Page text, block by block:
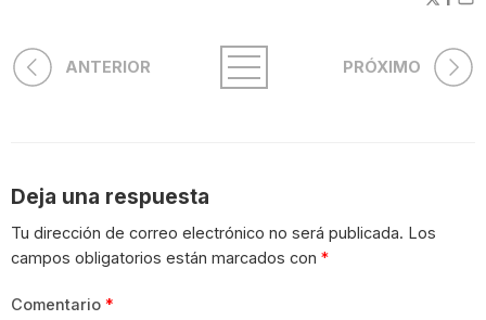
ANTERIOR PRÓXIMO
Deja una respuesta
Tu dirección de correo electrónico no será publicada. Los
campos obligatorios están marcados con *
Comentario *